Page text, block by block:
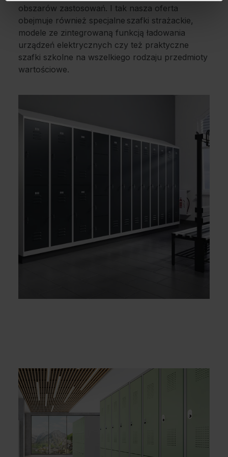
obszarów zastosowań. I tak nasza oferta
obejmuje również specjalne szafki strażackie,
modele ze zintegrowaną funkcją ładowania
urządzeń elektrycznych czy też praktyczne
szafki szkolne na wszelkiego rodzaju przedmioty
wartościowe.